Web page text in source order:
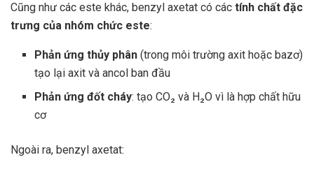
Cũng như các este khác, benzyl axetat có các tính chất đặc
trưng của nhóm chức este:
Phản ứng thủy phân (trong môi trường axit hoặc bazơ)
tạo lại axit và ancol ban đầu
Phản ứng đốt cháy: tạo CO₂ và H₂O vì là hợp chất hữu
cơ
Ngoài ra, benzyl axetat: